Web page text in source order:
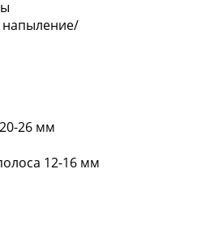
26 мм
12-16 мм